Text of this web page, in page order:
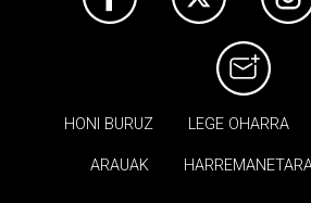
HONI BURUZ LEGE OHARRA
ARAUAK